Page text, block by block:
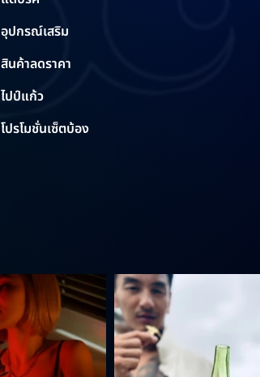
อุปกรณ์เสริม
สินค้าลดราคา
ไปป์แก้ว
โปรโมชั่นเซ็ตบ้อง